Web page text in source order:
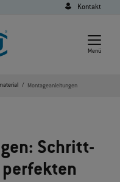
Kontakt
Menü
Montageanleitungen
Schritt-